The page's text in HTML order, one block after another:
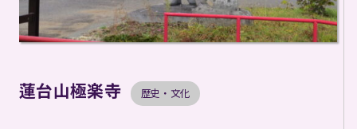
蓮台山極楽寺 歴史・文化